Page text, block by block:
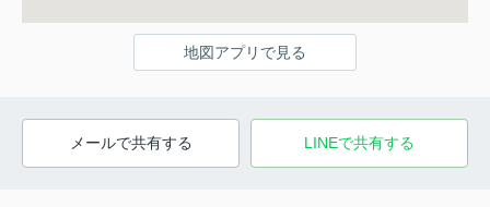
地図アプリで見る
メールで共有する LINEで共有する